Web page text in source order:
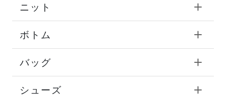
ニット
ボトム
バッグ
シューズ